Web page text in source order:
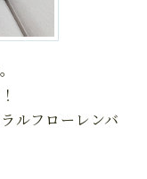
ルフローレンバ